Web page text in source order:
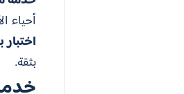
أحياء
اختبار
بثقة.